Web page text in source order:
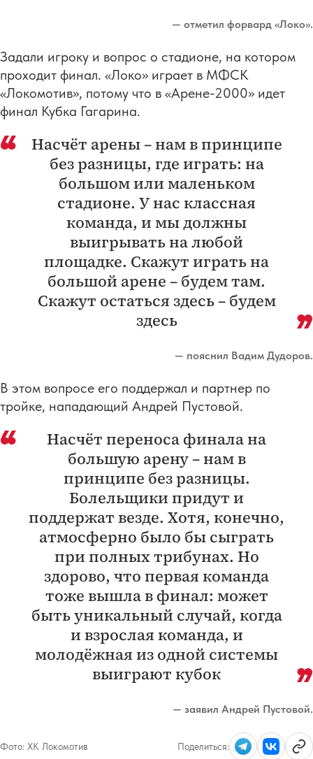
— отметил форвард «Локо».
Задали игроку и вопрос о стадионе, на котором
проходит финал. «Локо» играет в МФСК
«Локомотив», потому что в «Арене-2000» идет
финал Кубка Гагарина.
Насчёт арены – нам в принципе
без разницы, где играть: на
большом или маленьком
стадионе. У нас классная
команда, и мы должны
выигрывать на любой
площадке. Скажут играть на
большой арене – будем там.
Скажут остаться здесь – будем
здесь
— пояснил Вадим Дудоров.
В этом вопросе его поддержал и партнер по
тройке, нападающий Андрей Пустовой.
Насчёт переноса финала на
большую арену – нам в
принципе без разницы.
Болельщики придут и
поддержат везде. Хотя, конечно,
атмосферно было бы сыграть
при полных трибунах. Но
здорово, что первая команда
тоже вышла в финал: может
быть уникальный случай, когда
и взрослая команда, и
молодёжная из одной системы
выиграют кубок
— заявил Андрей Пустовой.
Фото: ХК Локомотив Поделиться: